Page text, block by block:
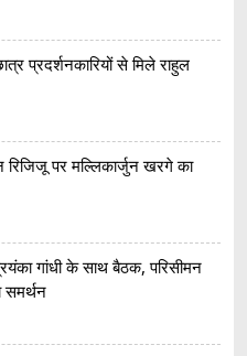
प्रदर्शनकारियों से मिले राहुल
पर मल्लिकार्जुन खरगे का
गांधी के साथ बैठक, परिसीमन
समर्थन